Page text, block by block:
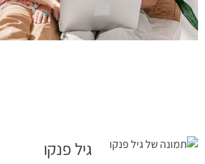
גיל פנקו